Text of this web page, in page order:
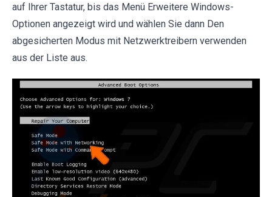
auf Ihrer Tastatur, bis das Menü Erweitere Windows-
Optionen angezeigt wird und wählen Sie dann Den
abgesicherten Modus mit Netzwerktreibern verwenden
aus der Liste aus.